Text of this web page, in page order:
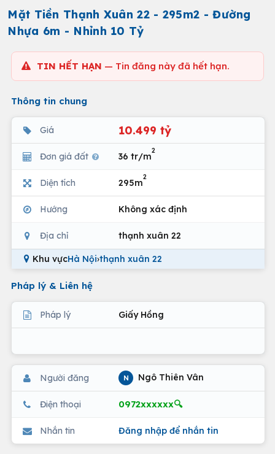
Mặt Tiền Thạnh Xuân 22 - 295m2 - Đường
Nhựa 6m - Nhỉnh 10 Tỷ
TIN HẾT HẠN — Tin đăng này đã hết hạn.
Thông tin chung
Giá 10.499 tỷ
Đơn giá đất 36 tr/m
2
Diện tích 295m
2
Hướng Không xác định
Địa chỉ thạnh xuân 22
Khu vựcHà Nội›thạnh xuân 22
Pháp lý & Liên hệ
Pháp lý Giấy Hồng
Người đăng N Ngô Thiên Vân
Điện thoại 0972xxxxxx🔍
Nhắn tin Đăng nhập để nhắn tin